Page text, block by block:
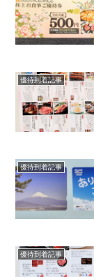
優待到着記事
優待到着記事
優待到着記事